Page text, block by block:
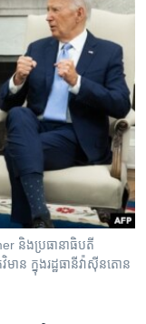
និង​ប្រធានាធិបតី
ាន ក្នុងរដ្ឋធានីវ៉ាស៊ីនតោន